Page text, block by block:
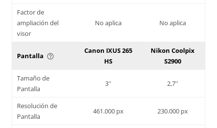
Factor de
ampliación del
visor
No aplica No aplica
Pantalla help_outline
Canon IXUS 265
HS
Nikon Coolpix
S2900
Tamaño de
Pantalla
3'' 2,7''
Resolución de
Pantalla
461.000 px 230.000 px